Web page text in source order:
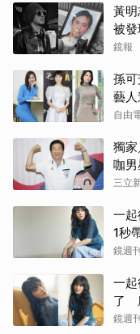
黃
被
鏡報
孫
藝
自由
獨
咖
三立
一
1秒
鏡週
一
了
鏡週